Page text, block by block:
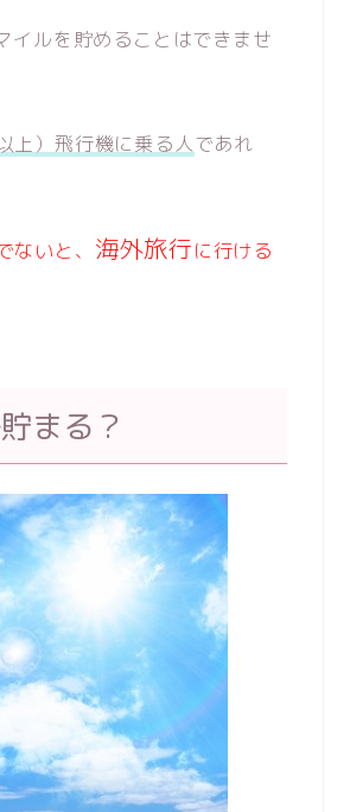
イルを貯めることはできませ
上）飛行機に乗る人であれ
ないと、 海外旅行に行ける
まる？